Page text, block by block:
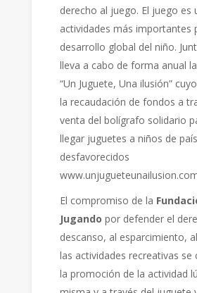
derecho al juego. El juego es
actividades más importantes
desarrollo global del niño.
lleva a cabo de forma anual
“Un Juguete, Una ilusión”
la recaudación de fondos a
venta del bolígrafo solidario
llegar juguetes a niños de
desfavorecidos
El compromiso de la
Jugando por defender el
descanso, al esparcimiento,
las actividades recreativas se
la promoción de la actividad